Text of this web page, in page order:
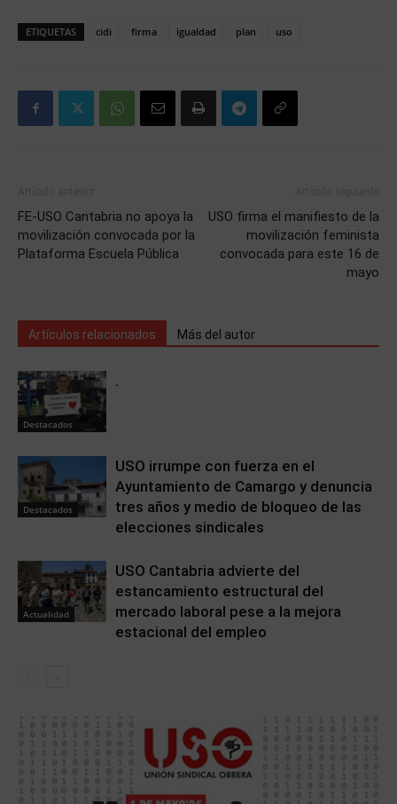
ETIQUETAS cidi firma igualdad plan uso
FE-USO Cantabria no apoya la
movilización convocada por la
Plataforma Escuela Pública
USO firma el manifiesto de la
movilización feminista
convocada para este 16 de
mayo
Artículos relacionados Más del autor
Destacados
.
Destacados
USO irrumpe con fuerza en el
Ayuntamiento de Camargo y denuncia
tres años y medio de bloqueo de las
elecciones sindicales
Actualidad
USO Cantabria advierte del
estancamiento estructural del
mercado laboral pese a la mejora
estacional del empleo